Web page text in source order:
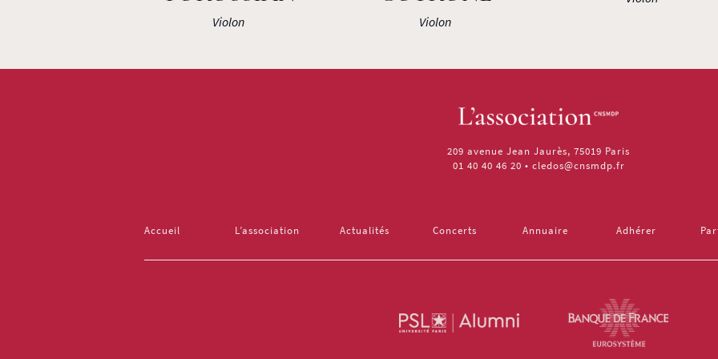
Violon Violon
209 avenue Jean Jaurès, 75019 Paris
01 40 40 46 20 • cledos@cnsmdp.fr
Accueil L’association Actualités Concerts Annuaire Adhérer